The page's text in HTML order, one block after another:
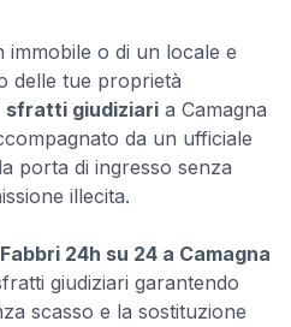
immobile o di un locale e
delle tue proprietà
sfratti giudiziari a Camagna
da un ufficiale
porta di ingresso senza
illecita.
Fabbri 24h su 24 a Camagna
giudiziari garantendo
scasso e la sostituzione